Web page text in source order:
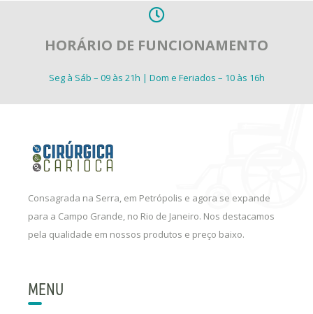
HORÁRIO DE FUNCIONAMENTO
Seg à Sáb – 09 às 21h | Dom e Feriados – 10 às 16h
Consagrada na Serra, em Petrópolis e agora se expande
para a Campo Grande, no Rio de Janeiro. Nos destacamos
pela qualidade em nossos produtos e preço baixo.
MENU